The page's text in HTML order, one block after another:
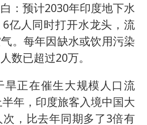
：预计2030年印度地下水
亿人同时打开水龙头，流
。每年因缺水或饮用污染
数已超过20万。
旱正在催生大规模人口流
年，印度旅客入境中国大
，比去年同期多了3倍有